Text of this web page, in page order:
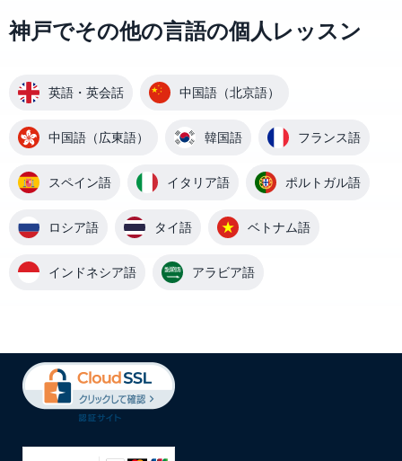
神戸でその他の言語の個人レッスン
英語・英会話 中国語（北京語）
中国語（広東語） 韓国語 フランス語
スペイン語 イタリア語 ポルトガル語
ロシア語 タイ語 ベトナム語
インドネシア語 アラビア語